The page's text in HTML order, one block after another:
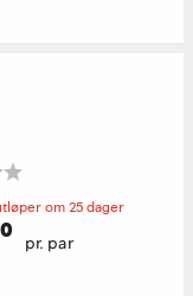
om 25 dager
pr. par